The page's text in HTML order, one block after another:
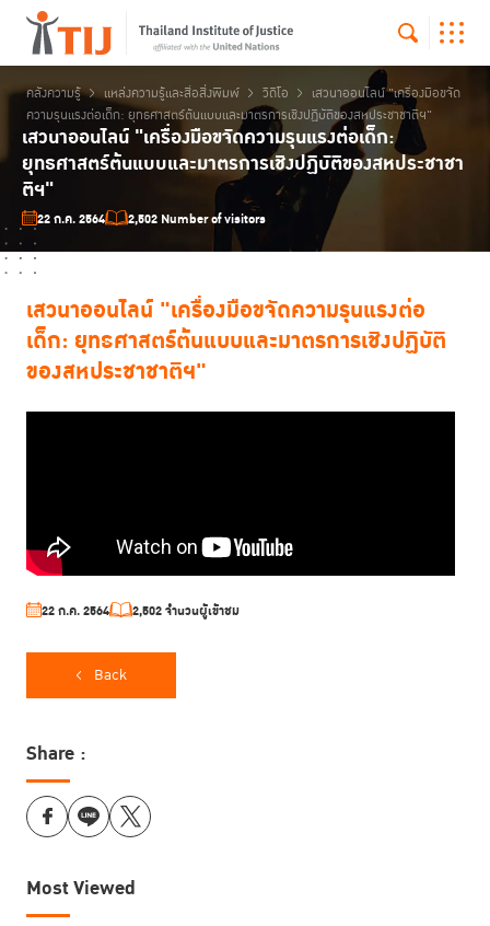
คลังความรู้ แหล่งความรู้และสื่อสิ่งพิมพ์ วิดีโอ
เสวนาออนไลน์ "เครื่องมือขจัด
ความรุนแรงต่อเด็ก: ยุทธศาสตร์ต้นแบบและมาตรการเชิงปฏิบัติของสหประชาชาติฯ"
เสวนาออนไลน์ "เครื่องมือขจัดความรุนแรงต่อเด็ก:
ยุทธศาสตร์ต้นแบบและมาตรการเชิงปฏิบัติของสหประชาชา
ติฯ"
22 ก.ค. 2564 2,502 Number of visitors
เสวนาออนไลน์ "เครื่องมือขจัดความรุนแรงต่อ
เด็ก: ยุทธศาสตร์ต้นแบบและมาตรการเชิงปฏิบัติ
ของสหประชาชาติฯ"
22 ก.ค. 2564 2,502 จำนวนผู้เข้าชม
Back
Share :
Most Viewed